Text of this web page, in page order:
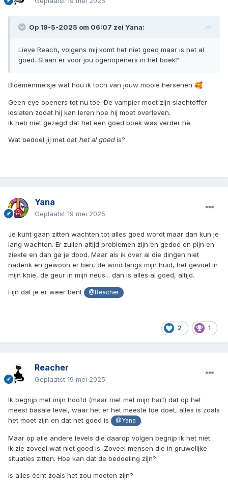
Op 19-5-2025 om 06:07 zei Yana:
Lieve Reach, volgens mij komt het niet goed maar is het al
goed. Staan er voor jou ogenopeners in het boek?
Bloemenmeisje wat hou ik toch van jouw mooie hersenen 🥰
Geen eye openers tot nu toe. De vampier moet zijn slachtoffer
loslaten zodat hij kan leren hoe hij moet overleven.
ik heb niet gezegd dat het een goed boek was verder hè.
Wat bedoel jij met dat het al goedis?
Yana
Geplaatst 19 mei 2025
Je kunt gaan zitten wachten tot alles goed wordt maar dan kun je
lang wachten. Er zullen altijd problemen zijn en gedoe en pijn en
ziekte en dan ga je dood. Maar als ik over al die dingen niet
nadenk en gewoon er ben, de wind langs mijn huid, het gevoel in
mijn knie, de geur in mijn neus... dan is alles al goed, altijd.
Fijn dat je er weer bent @Reacher
2 1
Reacher
Geplaatst 19 mei 2025
Ik begrijp met mijn hoofd (maar niet met mijn hart) dat op het
meest basale level, waar het er het meeste toe doet, alles is zoals
het moet zijn en dat het goed is
@Yana .
Maar op alle andere levels die daarop volgen begrijp ik het niet.
Ik zie zoveel wat niet goed is. Zoveel mensen die in gruwelijke
situaties zitten. Hoe kan dat de bedoeling zijn?
Is alles écht zoals het zou moeten zijn?